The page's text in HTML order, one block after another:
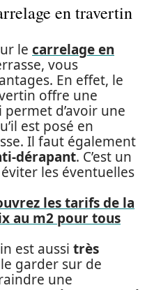
en travertin
le carrelage en
vous
En effet, le
offre une
permet d’avoir une
est posé en
Il faut également
dérapant. C’est un
les éventuelles
les tarifs de la
au m2 pour tous
est aussi très
garder sur de
une